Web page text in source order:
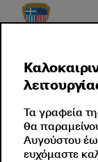
Σχετικά με
Τα γραφεία
θα
Αυγούστου
ευχόμαστε